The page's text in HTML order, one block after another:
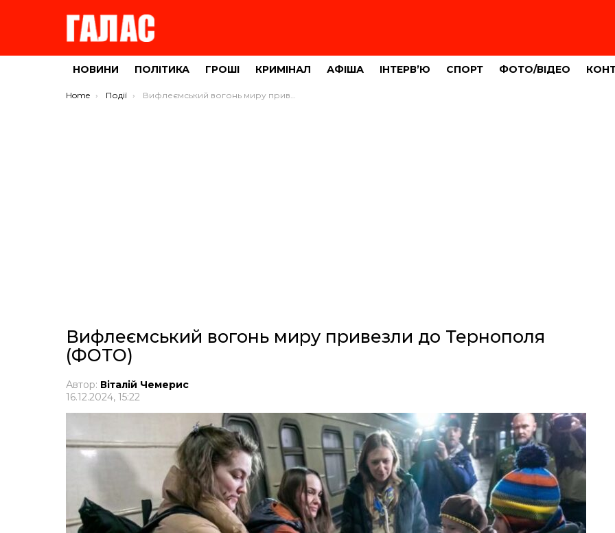
НОВИНИ ПОЛІТИКА ГРОШІ КРИМІНАЛ АФІША ІНТЕРВ’Ю СПОРТ ФОТО/ВІДЕО
You are here:
Home Події Вифлеємський вогонь миру привезли до Тернополя (ФОТО)
Вифлеємський вогонь миру привезли до Тернополя
(ФОТО)
Автор: Віталій Чемерис
16.12.2024, 15:22